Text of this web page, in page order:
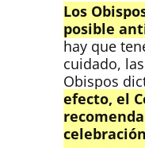
Los
posible
hay que
cuidado,
Obispos
efecto, el